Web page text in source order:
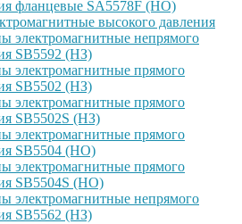
фланцевые SA5578F (НО)
высокого давления
электромагнитные непрямого
SB5592 (НЗ)
электромагнитные прямого
SB5502 (НЗ)
электромагнитные прямого
SB5502S (НЗ)
электромагнитные прямого
SB5504 (НО)
электромагнитные прямого
SB5504S (НО)
электромагнитные непрямого
SB5562 (НЗ)